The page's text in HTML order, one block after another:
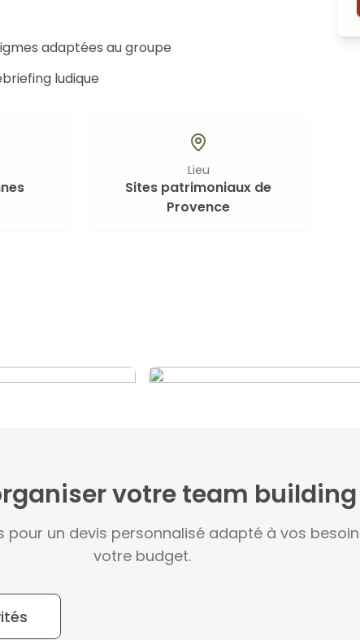
adaptées au groupe
ludique
Lieu
Sites patrimoniaux de
Provence
votre team building
pour un devis personnalisé adapté à vos
votre budget.